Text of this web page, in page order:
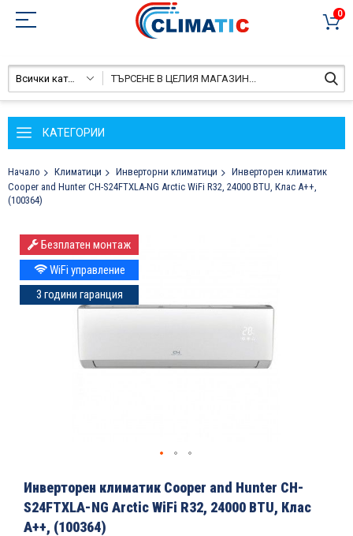
0
Всички категории
КАТЕГОРИИ
Начало Климатици Инверторни климатици
Инверторен климатик
Cooper and Hunter CH-S24FTXLA-NG Arctic WiFi R32, 24000 BTU, Клас A++,
(100364)
Преминете
към
края
на
галерията
на
Безплатен монтаж
WiFi управление
3 години гаранция
към
началото
на
галерия
Инверторен климатик Cooper and Hunter CH-
S24FTXLA-NG Arctic WiFi R32, 24000 BTU, Клас
A++, (100364)